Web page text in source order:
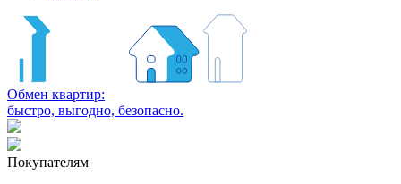
Обмен квартир:
быстро, выгодно, безопасно.
Покупателям